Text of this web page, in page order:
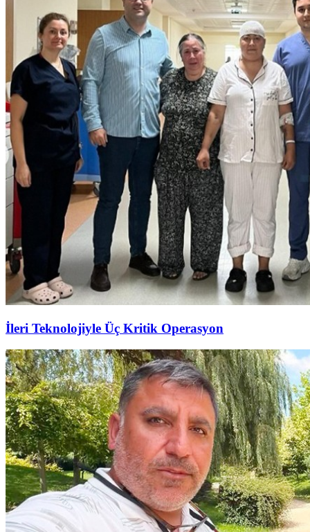
İleri Teknolojiyle Üç Kritik Operasyon